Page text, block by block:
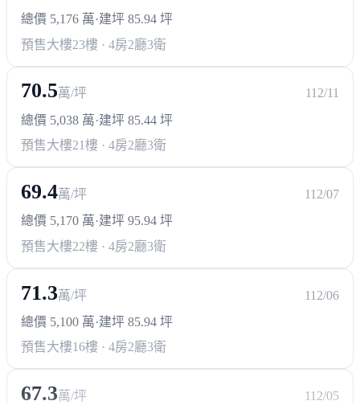
總價 5,176 萬·建坪 85.94 坪
預售大樓23樓 · 4房2廳3衛
70.5萬/坪
112/11
總價 5,038 萬·建坪 85.44 坪
預售大樓21樓 · 4房2廳3衛
69.4萬/坪
112/07
總價 5,170 萬·建坪 95.94 坪
預售大樓22樓 · 4房2廳3衛
71.3萬/坪
112/06
總價 5,100 萬·建坪 85.94 坪
預售大樓16樓 · 4房2廳3衛
67.3萬/坪 112/05